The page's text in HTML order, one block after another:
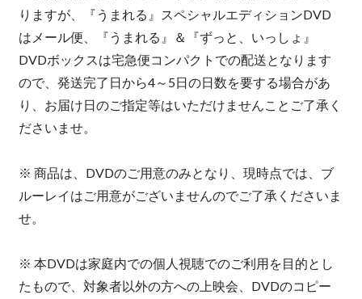
りますが、『うまれる』スペシャルエディションDVD
はメール便、『うまれる』＆『ずっと、いっしょ』
DVDボックスは宅急便コンパクトでの配送となります
ので、発送完了日から4～5日の日数を要する場合があ
り、お届け日のご指定等はいただけませんことご了承く
ださいませ。
※ 商品は、DVDのご用意のみとなり、現時点では、ブ
ルーレイはご用意がございませんのでご了承くださいま
せ。
※ 本DVDは家庭内での個人視聴でのご利用を目的とし
たもので、対象者以外の方への上映会、DVDのコピー